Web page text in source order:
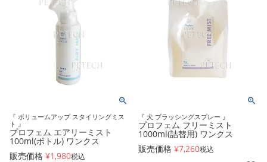
『 ボリュームアップ スタイリングミス
ト 』
プロフェム エアリーミスト
100ml(ボトル) ワンクス
販売価格 ¥1,980税込
『 犬 ブラッシングスプレー 』
プロフェム フリーミスト
1000ml(詰替用) ワンクス
販売価格 ¥7,260税込